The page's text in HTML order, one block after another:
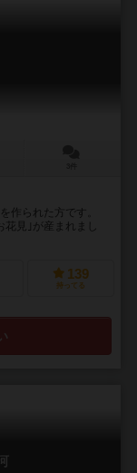
作られた方です。
見｣が産まれまし
139
持ってる